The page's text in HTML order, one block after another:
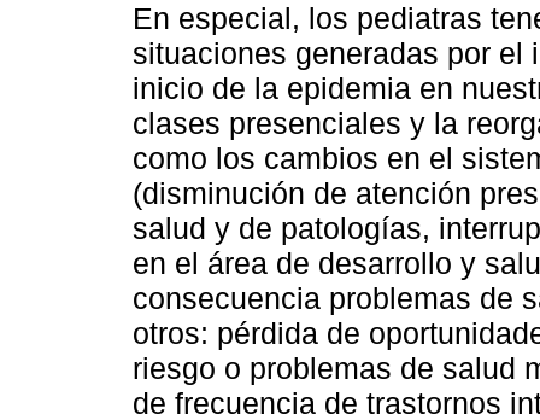
En especial, los pediatras
situaciones generadas por el
inicio de la epidemia en
clases presenciales y la
como los cambios en el
(disminución de atención
salud y de patologías,
en el área de desarrollo y
consecuencia problemas de
otros: pérdida de
riesgo o problemas de salud
de frecuencia de trastornos